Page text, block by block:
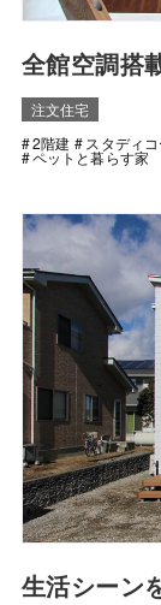
全館空調搭
注文住宅
2階建
スタディ
ペットと暮らす家
生活シーン